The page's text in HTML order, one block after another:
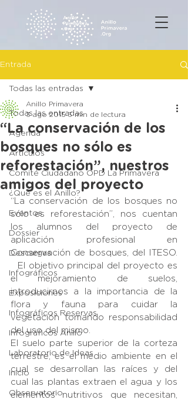
Entrada
Todas las entradas
Agenda
Artículos
Comité Ciudadano OPD La Primavera
¿Qué es el Anillo?
Eventos
Dossier
Descargas
Infográficos
Exposiciones
Infográficos Reservas
Infográficos Anillo
Laboratorio de Ideas
Inicio
Observatorio
Todas las entradas
“La conservación de los
bosques no sólo es
reforestación”, nuestros
amigos del proyecto
Anillo Primavera
3 ago 2015 3 min de lectura
“La conservación de los bosques no
sólo es reforestación”, nos cuentan
los alumnos del proyecto de
aplicación profesional en
Conservación de bosques, del ITESO.
El objetivo principal del proyecto es
el mejoramiento de suelos,
introducirnos a la importancia de la
flora y fauna para cuidar la
vegetación tomando responsabilidad
del uso del mismo.
El suelo parte superior de la corteza
terrestre, es el medio ambiente en el
cual se desarrollan las raíces y del
cual las plantas extraen el agua y los
elementos nutritivos que necesitan,